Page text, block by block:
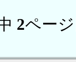
2ペー